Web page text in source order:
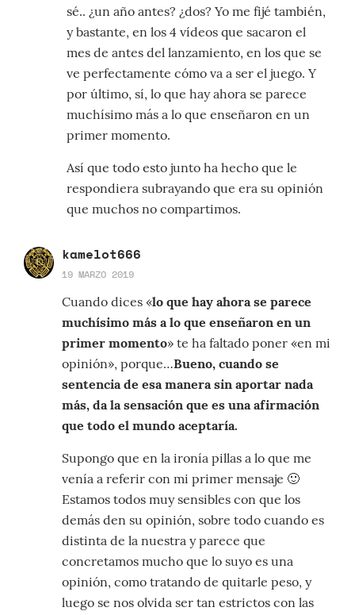
sé.. ¿un año antes? ¿dos? Yo me fijé también,
y bastante, en los 4 vídeos que sacaron el
mes de antes del lanzamiento, en los que se
ve perfectamente cómo va a ser el juego. Y
por último, sí, lo que hay ahora se parece
muchísimo más a lo que enseñaron en un
primer momento.
Así que todo esto junto ha hecho que le
respondiera subrayando que era su opinión
que muchos no compartimos.
kamelot666
19 MARZO 2019
Cuando dices «lo que hay ahora se parece
muchísimo más a lo que enseñaron en un
primer momento» te ha faltado poner «en mi
opinión», porque…Bueno, cuando se
sentencia de esa manera sin aportar nada
más, da la sensación que es una afirmación
que todo el mundo aceptaría.
Supongo que en la ironía pillas a lo que me
venía a referir con mi primer mensaje 🙂
Estamos todos muy sensibles con que los
demás den su opinión, sobre todo cuando es
distinta de la nuestra y parece que
concretamos mucho que lo suyo es una
opinión, como tratando de quitarle peso, y
luego se nos olvida ser tan estrictos con las